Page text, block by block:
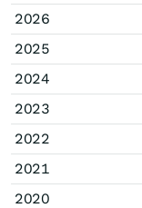
2026
2025
2024
2023
2022
2021
2020